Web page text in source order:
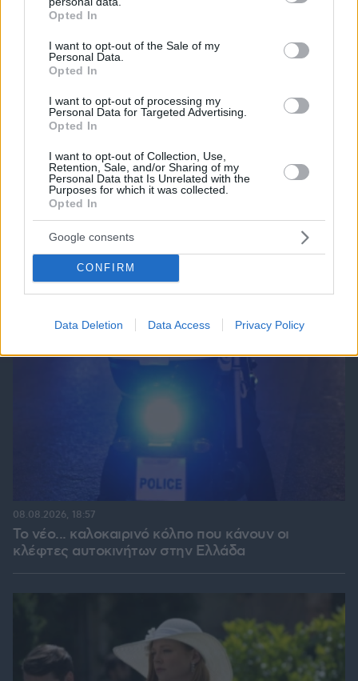
grant or deny consent to Google and its third-party tags to
use your data for below specified purposes in below Google
consent section.
Opted In
I want to opt-out of the Sale of my
Personal Data.
Opted In
I want to opt-out of processing my
Personal Data for Targeted Advertising.
Opted In
I want to opt-out of Collection, Use,
Retention, Sale, and/or Sharing of my
Personal Data that Is Unrelated with the
Purposes for which it was collected.
Opted In
Google consents
CONFIRM
Data Deletion Data Access Privacy Policy
Ανεύρυσμα: Απλό τεστ του αντίχειρα προμηνύει
τον αυξημένο κίνδυνο – Γίνεται σε 1 λεπτό
Το νέο... καλοκαιρινό κόλπο που κάνουν οι
κλέφτες αυτοκινήτων στην Ελλάδα
08.08.2026, 18:57